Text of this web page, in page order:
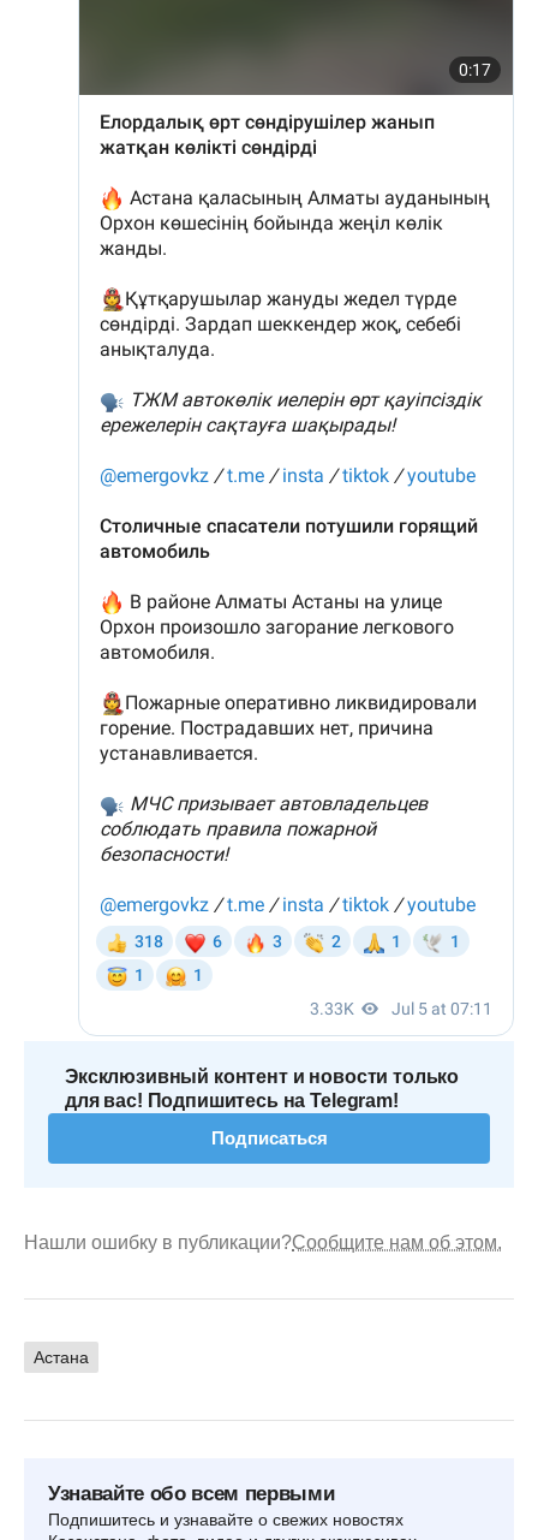
Эксклюзивный контент и новости только
для вас! Подпишитесь на Telegram!
Подписаться
Нашли ошибку в публикации?Сообщите нам об этом.
Астана
Узнавайте обо всем первыми
Подпишитесь и узнавайте о свежих новостях